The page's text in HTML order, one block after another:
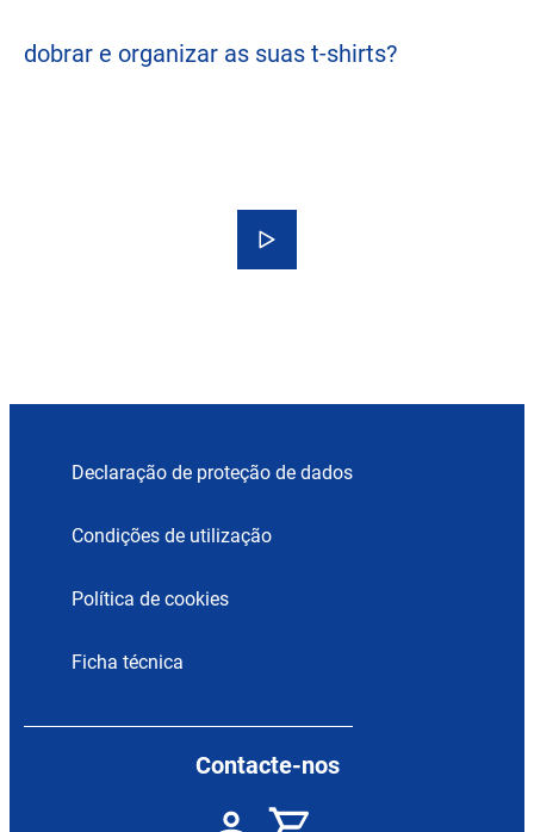
dobrar e organizar as suas t-shirts?
Declaração de proteção de dados
Condições de utilização
Política de cookies
Ficha técnica
Contacte-nos